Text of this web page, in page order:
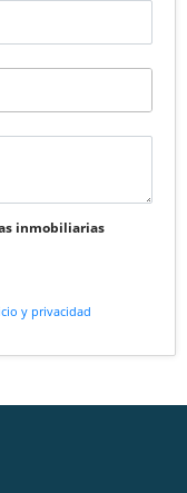
inmobiliarias
y privacidad